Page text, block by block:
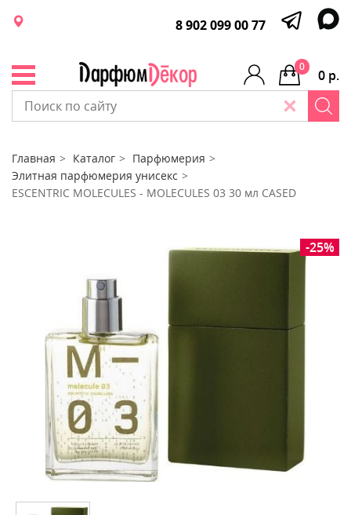
8 902 099 00 77
0 р.
0
Главная Каталог
Парфюмерия
Элитная парфюмерия унисекс
ESCENTRIC MOLECULES - MOLECULES 03 30 мл CASED
-25%